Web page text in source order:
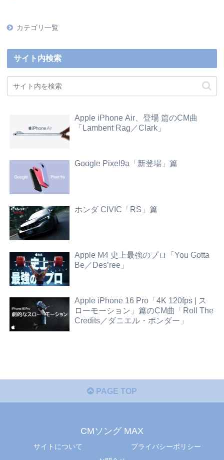
カテゴリ一覧
サイト内検索
Apple iPhone Air、登場 篇のCM曲
「Lambent Rag／Clark」
Google Pixel9a「新登場」篇
ホンダ CIVIC「RS」篇
Apple M4 史上最強のプロ「You Gotta
Be／Des’ree」
Apple iPhone 16 Pro「4K 120fps | ス
ローモーション」篇のCM曲「Roll The
Credits／ダニエル・ポンダー」
PAGE TOP
CMソング MAX
サイトについて
プライバシーポリシー